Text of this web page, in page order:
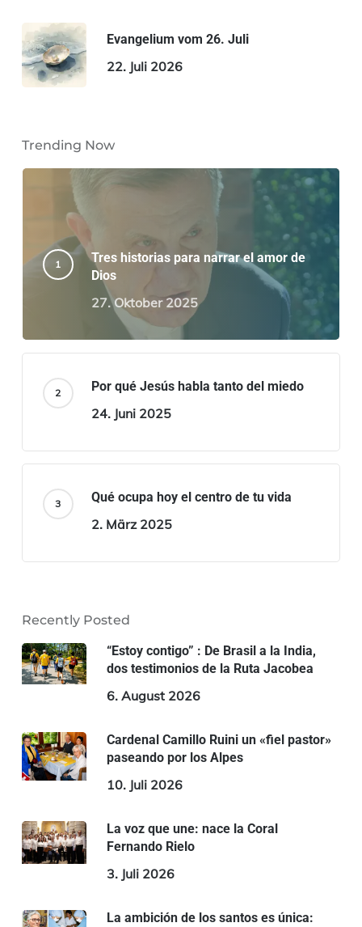
Evangelium vom 26. Juli
22. Juli 2026
Trending Now
Tres historias para narrar el amor de
Dios
27. Oktober 2025
Por qué Jesús habla tanto del miedo
24. Juni 2025
Qué ocupa hoy el centro de tu vida
2. März 2025
Recently Posted
“Estoy contigo” : De Brasil a la India,
dos testimonios de la Ruta Jacobea
6. August 2026
Cardenal Camillo Ruini un «fiel pastor»
paseando por los Alpes
10. Juli 2026
La voz que une: nace la Coral
Fernando Rielo
3. Juli 2026
La ambición de los santos es única: